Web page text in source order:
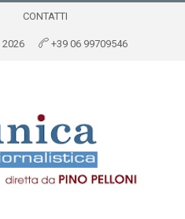
CONTATTI
+39 06 99709546